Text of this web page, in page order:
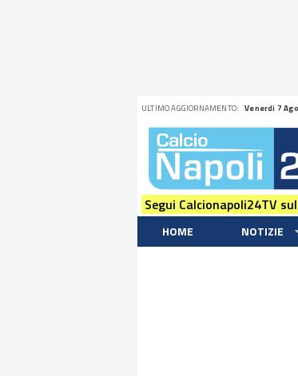
ULTIMO AGGIORNAMENTO: Venerdi 7
Segui Calcionapoli24TV
HOME NOTIZIE